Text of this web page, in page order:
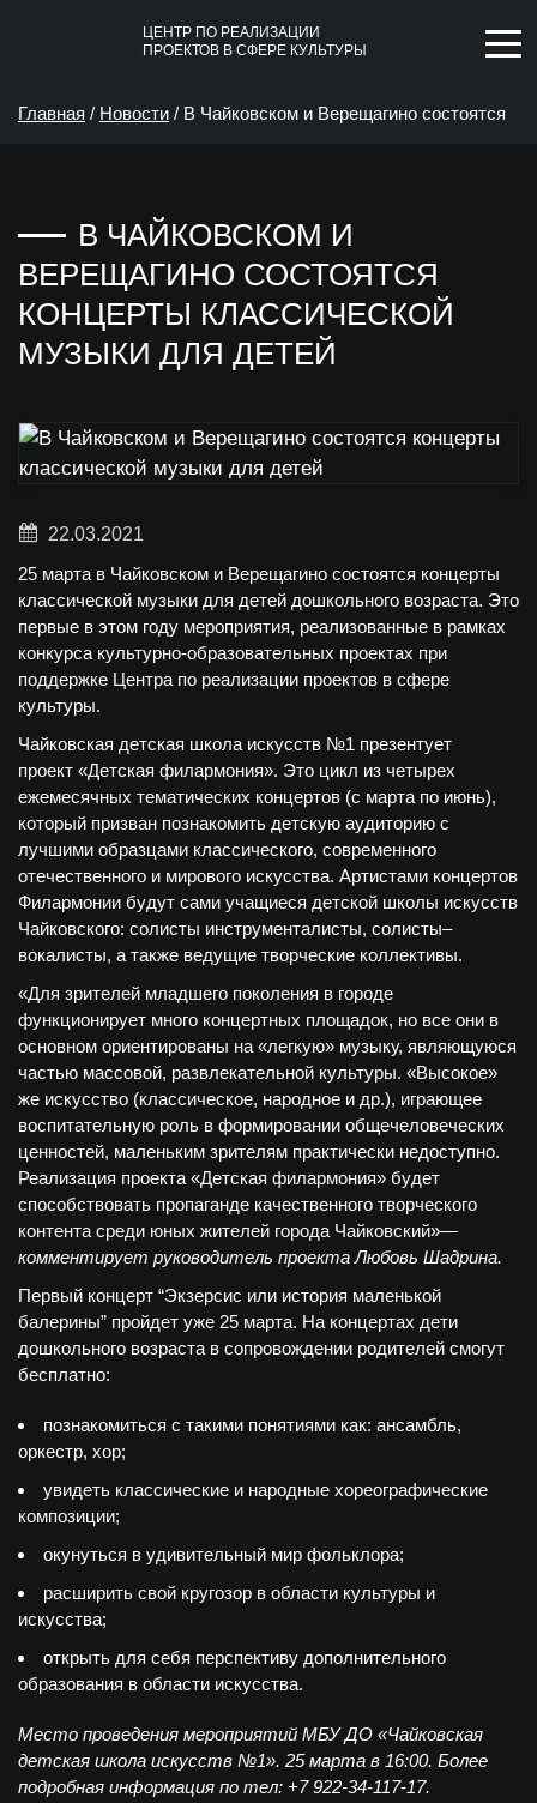
ЦЕНТР ПО РЕАЛИЗАЦИИ
ПРОЕКТОВ В СФЕРЕ КУЛЬТУРЫ
Главная / Новости / В Чайковском и Верещагино состоятся
В ЧАЙКОВСКОМ И
ВЕРЕЩАГИНО СОСТОЯТСЯ
КОНЦЕРТЫ КЛАССИЧЕСКОЙ
МУЗЫКИ ДЛЯ ДЕТЕЙ
22.03.2021
25 марта в Чайковском и Верещагино состоятся концерты
классической музыки для детей дошкольного возраста. Это
первые в этом году мероприятия, реализованные в рамках
конкурса культурно-образовательных проектах при
поддержке Центра по реализации проектов в сфере
культуры.
Чайковская детская школа искусств №1 презентует
проект «Детская филармония». Это цикл из четырех
ежемесячных тематических концертов (с марта по июнь),
который призван познакомить детскую аудиторию с
лучшими образцами классического, современного
отечественного и мирового искусства. Артистами концертов
Филармонии будут сами учащиеся детской школы искусств
Чайковского: солисты инструменталисты, солисты–
вокалисты, а также ведущие творческие коллективы.
«Для зрителей младшего поколения в городе
функционирует много концертных площадок, но все они в
основном ориентированы на «легкую» музыку, являющуюся
частью массовой, развлекательной культуры. «Высокое»
же искусство (классическое, народное и др.), играющее
воспитательную роль в формировании общечеловеческих
ценностей, маленьким зрителям практически недоступно.
Реализация проекта «Детская филармония» будет
способствовать пропаганде качественного творческого
контента среди юных жителей города Чайковский»—
комментирует руководитель проекта Любовь Шадрина.
Первый концерт “Экзерсис или история маленькой
балерины” пройдет уже 25 марта. На концертах дети
дошкольного возраста в сопровождении родителей смогут
бесплатно:
познакомиться с такими понятиями как: ансамбль,
оркестр, хор;
увидеть классические и народные хореографические
композиции;
окунуться в удивительный мир фольклора;
расширить свой кругозор в области культуры и
искусства;
открыть для себя перспективу дополнительного
образования в области искусства.
Место проведения мероприятий МБУ ДО «Чайковская
детская школа искусств №1». 25 марта в 16:00. Более
подробная информация по тел: +7 922-34-117-17.